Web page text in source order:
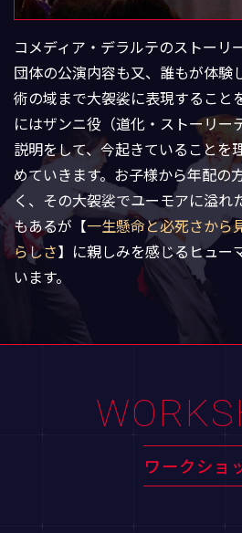
コメディア・デラルテのストーリ
団体の公演内容も又、誰もが体験
術の域まで大袈裟に表現すること
にはザンニ役（道化・ストーリー
説明をして、今起きていることを
めていきます。お子様から年配の
く、その大袈裟でユーモアに溢れ
もあるが【一生懸命と必死さから
らしさ】に親しみを感じるヒュ
います。
ワークショ